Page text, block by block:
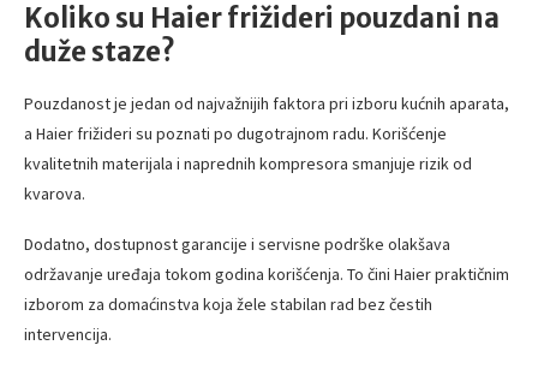
Koliko su Haier frižideri pouzdani na
duže staze?
Pouzdanost je jedan od najvažnijih faktora pri izboru kućnih aparata,
a Haier frižideri su poznati po dugotrajnom radu. Korišćenje
kvalitetnih materijala i naprednih kompresora smanjuje rizik od
kvarova.
Dodatno, dostupnost garancije i servisne podrške olakšava
održavanje uređaja tokom godina korišćenja. To čini Haier praktičnim
izborom za domaćinstva koja žele stabilan rad bez čestih
intervencija.